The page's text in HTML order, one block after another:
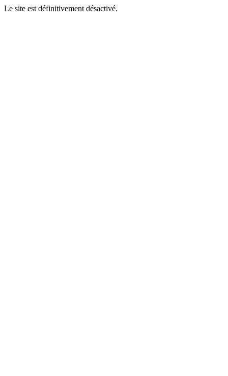
Le site est définitivement désactivé.